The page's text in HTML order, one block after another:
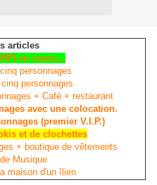
articles
en cours...
personnages
personnages
+ Café + restaurant
avec une colocation.
(premier V.I.P.)
et de clochettes
+ boutique de vêtements
Musique
maison d'un îlien